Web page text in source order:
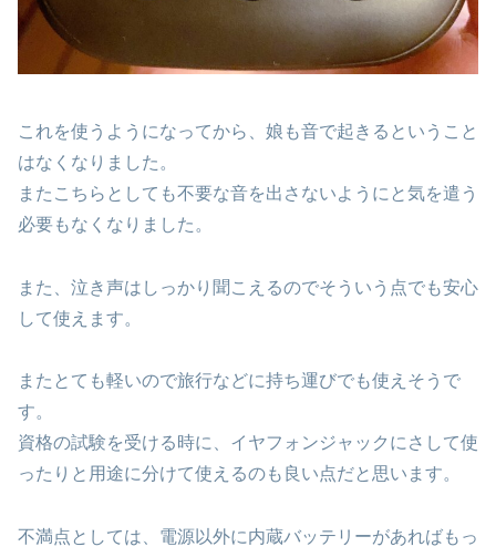
これを使うようになってから、娘も音で起きるということ
はなくなりました。
またこちらとしても不要な音を出さないようにと気を遣う
必要もなくなりました。
また、泣き声はしっかり聞こえるのでそういう点でも安心
して使えます。
またとても軽いので旅行などに持ち運びでも使えそうで
す。
資格の試験を受ける時に、イヤフォンジャックにさして使
ったりと用途に分けて使えるのも良い点だと思います。
不満点としては、電源以外に内蔵バッテリーがあればもっ